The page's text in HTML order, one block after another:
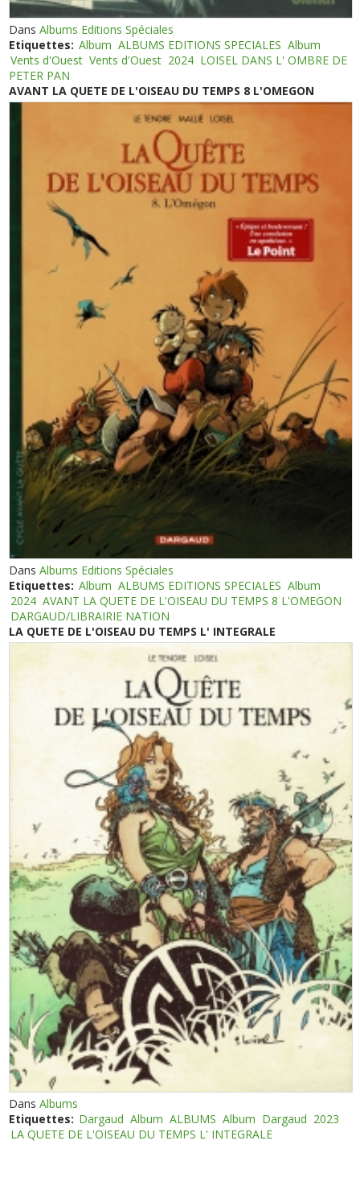
DansAlbums Editions Spéciales
Etiquettes: Album ALBUMS EDITIONS SPECIALES Album
Vents d'Ouest Vents d'Ouest 2024 LOISEL DANS L' OMBRE DE
PETER PAN
AVANT LA QUETE DE L'OISEAU DU TEMPS 8 L'OMEGON
DansAlbums Editions Spéciales
Etiquettes: Album ALBUMS EDITIONS SPECIALES Album
2024 AVANT LA QUETE DE L'OISEAU DU TEMPS 8 L'OMEGON
DARGAUD/LIBRAIRIE NATION
LA QUETE DE L'OISEAU DU TEMPS L' INTEGRALE
DansAlbums
Etiquettes: Dargaud Album ALBUMS Album Dargaud 2023
LA QUETE DE L'OISEAU DU TEMPS L' INTEGRALE